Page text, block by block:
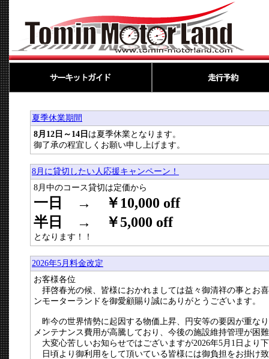
夏季休業期間
8月12日～14日 は夏季休業となります。
御了承の程宜しくお願い申し上げます。
8月に貸切したい人応援キャンペーン！
8月中のコース貸切は定価から
一日 → ￥10,000 off
半日 → ￥5,000 off
となります！！
2026年5月料金改定
お客様各位
拝啓春光の候、皆様におかれましては益々御清祥の事とお
ンモーターランドを御愛顧賜り誠にありがとうございます。
昨今の世界情勢に起因する物価上昇、円安等の要因が重な
メンテナンス費用が高騰しており、今後の施設維持管理が困
大変心苦しいお知らせではございますが2026年5月1日より
日頃より御利用をして頂いている皆様には御負担をお掛け